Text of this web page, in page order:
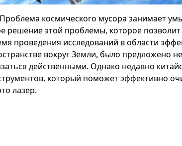
Проблема космического мусора занимает
решение этой проблемы, которое
проведения исследований в области
вокруг Земли, было предложено
действенными. Однако недавно
который поможет эффективно
лазер.